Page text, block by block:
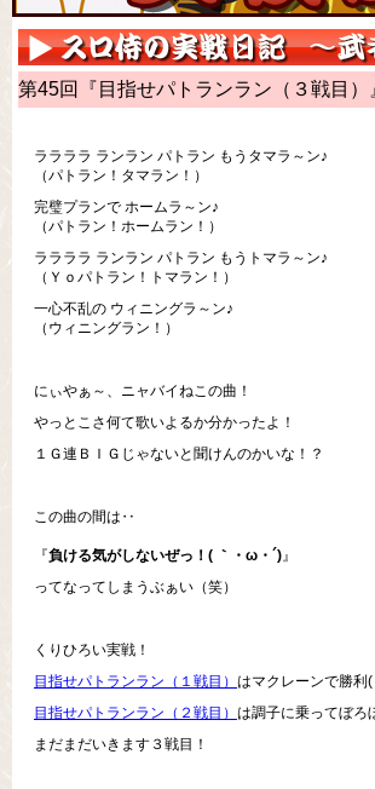
第45回『目指せパトランラン（３戦目）
ララララ ランラン パトラン もうタマラ～ン♪
（パトラン！タマラン！）
完璧プランで ホームラ～ン♪
（パトラン！ホームラン！）
ララララ ランラン パトラン もうトマラ～ン♪
（Ｙｏパトラン！トマラン！）
一心不乱の ウィニングラ～ン♪
（ウィニングラン！）
にぃやぁ～、ニャバイねこの曲！
やっとこさ何て歌いよるか分かったよ！
１Ｇ連ＢＩＧじゃないと聞けんのかいな！？
この曲の間は‥
『負ける気がしないぜっ！( ｀・ω・´)』
ってなってしまうぶぁい（笑）
くりひろい実戦！
目指せパトランラン（１戦目） はマクレーンで勝利
目指せパトランラン（２戦目） は調子に乗ってぼろ
まだまだいきます３戦目！